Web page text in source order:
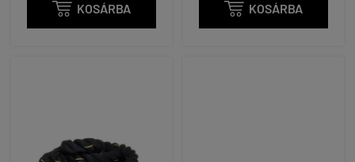
 KOSÁRBA  KOSÁRBA